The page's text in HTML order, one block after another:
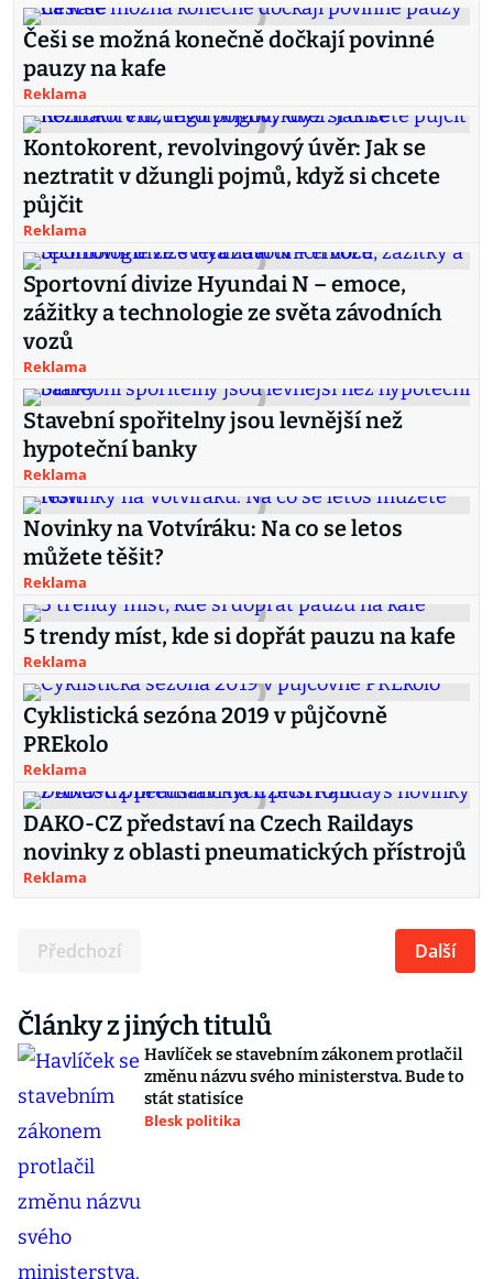
Češi se možná konečně dočkají povinné
pauzy na kafe
Reklama
Kontokorent, revolvingový úvěr: Jak se
neztratit v džungli pojmů, když si chcete
půjčit
Reklama
Sportovní divize Hyundai N – emoce,
zážitky a technologie ze světa závodních
vozů
Reklama
Stavební spořitelny jsou levnější než
hypoteční banky
Reklama
Novinky na Votvíráku: Na co se letos
můžete těšit?
Reklama
5 trendy míst, kde si dopřát pauzu na kafe
Reklama
Cyklistická sezóna 2019 v půjčovně
PREkolo
Reklama
DAKO-CZ představí na Czech Raildays
novinky z oblasti pneumatických přístrojů
Reklama
Předchozí Další
Články z jiných titulů
Havlíček se stavebním zákonem protlačil
změnu názvu svého ministerstva. Bude to
stát statisíce
Blesk politika